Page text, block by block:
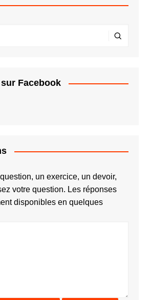
Facebook
un exercice, un devoir,
votre question. Les réponses
disponibles en quelques